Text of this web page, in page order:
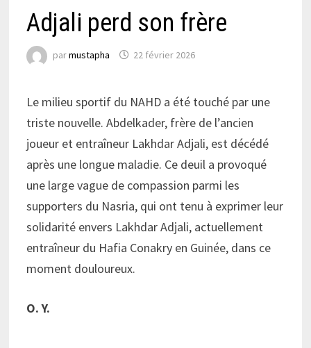
Adjali perd son frère
parmustapha 22 février 2026
Le milieu sportif du NAHD a été touché par une
triste nouvelle. Abdelkader, frère de l’ancien
joueur et entraîneur Lakhdar Adjali, est décédé
après une longue maladie. Ce deuil a provoqué
une large vague de compassion parmi les
supporters du Nasria, qui ont tenu à exprimer leur
solidarité envers Lakhdar Adjali, actuellement
entraîneur du Hafia Conakry en Guinée, dans ce
moment douloureux.
O. Y.